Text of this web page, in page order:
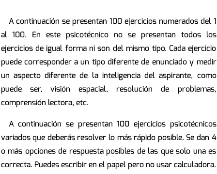
A continuación se presentan 100 ejercicios numerados del 1
al 100. En este psicotécnico no se presentan todos los
ejercicios de igual forma ni son del mismo tipo. Cada ejercicio
puede corresponder a un tipo diferente de enunciado y medir
un aspecto diferente de la inteligencia del aspirante, como
puede ser, visión espacial, resolución de problemas,
comprensión lectora, etc.
A continuación se presentan 100 ejercicios psicotécnicos
variados que deberás resolver lo más rápido posible. Se dan 4
o más opciones de respuesta posibles de las que solo una es
correcta. Puedes escribir en el papel pero no usar calculadora.